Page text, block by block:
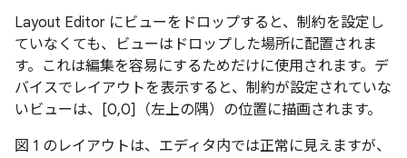
Layout Editor にビューをドロップすると、制約を設定し
ていなくても、ビューはドロップした場所に配置されま
す。これは編集を容易にするためだけに使用されます。デ
バイスでレイアウトを表示すると、制約が設定されていな
いビューは、[0,0]（左上の隅）の位置に描画されます。
図 1 のレイアウトは、エディタ内では正常に見えますが、